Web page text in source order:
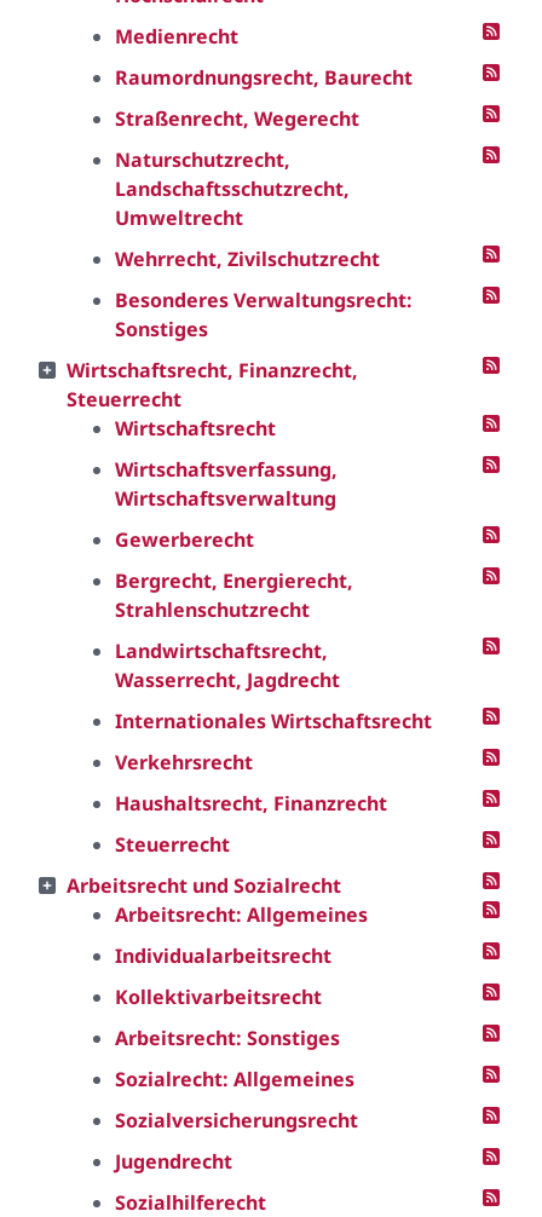
Medienrecht
Raumordnungsrecht, Baurecht
Straßenrecht, Wegerecht
Naturschutzrecht,
Landschaftsschutzrecht,
Umweltrecht
Wehrrecht, Zivilschutzrecht
Besonderes Verwaltungsrecht:
Sonstiges
Wirtschaftsrecht, Finanzrecht,
Steuerrecht
Wirtschaftsrecht
Wirtschaftsverfassung,
Wirtschaftsverwaltung
Gewerberecht
Bergrecht, Energierecht,
Strahlenschutzrecht
Landwirtschaftsrecht,
Wasserrecht, Jagdrecht
Internationales Wirtschaftsrecht
Verkehrsrecht
Haushaltsrecht, Finanzrecht
Steuerrecht
Arbeitsrecht und Sozialrecht
Arbeitsrecht: Allgemeines
Individualarbeitsrecht
Kollektivarbeitsrecht
Arbeitsrecht: Sonstiges
Sozialrecht: Allgemeines
Sozialversicherungsrecht
Jugendrecht
Sozialhilferecht